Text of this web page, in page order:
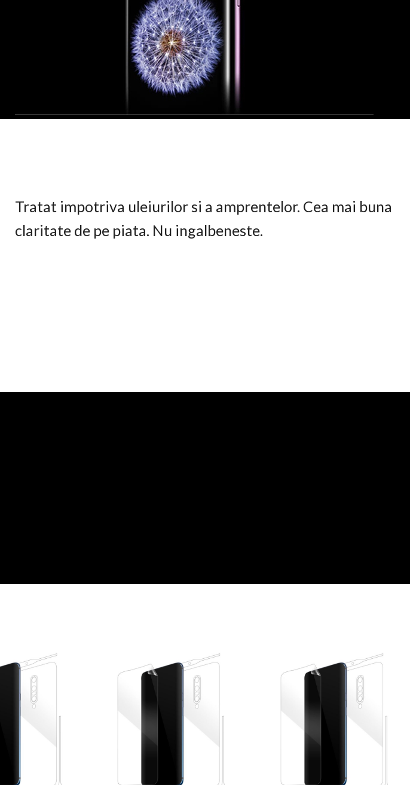
Tratat impotriva uleiurilor si a amprentelor. Cea mai buna
claritate de pe piata. Nu ingalbeneste.